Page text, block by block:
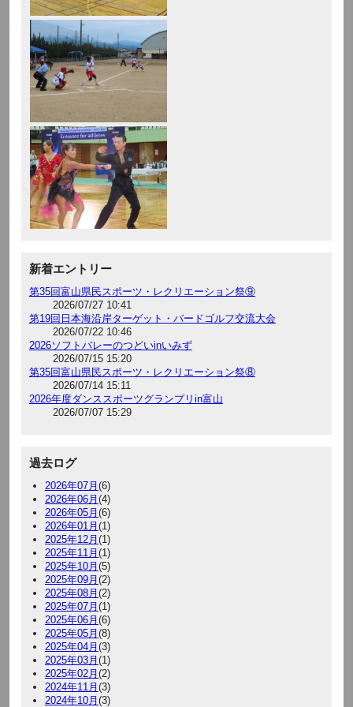
新着エントリー
第35回富山県民スポーツ・レクリエーション祭⑨
2026/07/27 10:41
第19回日本海沿岸ターゲット・バードゴルフ交流大会
2026/07/22 10:46
2026ソフトバレーのつどいinいみず
2026/07/15 15:20
第35回富山県民スポーツ・レクリエーション祭⑧
2026/07/14 15:11
2026年度ダンススポーツグランプリin富山
2026/07/07 15:29
過去ログ
2026年07月 (6)
2026年06月 (4)
2026年05月 (6)
2026年01月 (1)
2025年12月 (1)
2025年11月 (1)
2025年10月 (5)
2025年09月 (2)
2025年08月 (2)
2025年07月 (1)
2025年06月 (6)
2025年05月 (8)
2025年04月 (3)
2025年03月 (1)
2025年02月 (2)
2024年11月 (3)
2024年10月 (3)